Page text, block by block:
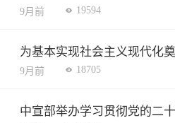
9月前 19594
为基本实现社会主义现代化
9月前 18705
中宣部举办学习贯彻党的二